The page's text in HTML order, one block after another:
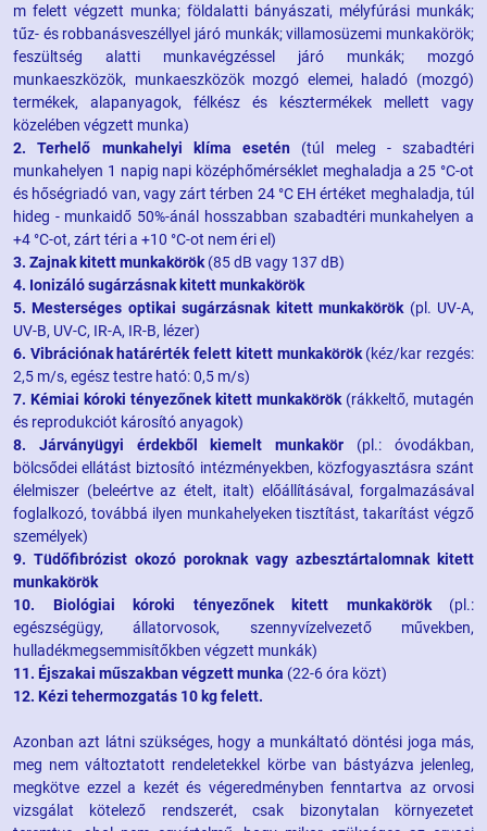
m felett végzett munka; földalatti bányászati, mélyfúrási munkák;
tűz- és robbanásveszéllyel járó munkák; villamosüzemi munkakörök;
feszültség alatti munkavégzéssel járó munkák; mozgó
munkaeszközök, munkaeszközök mozgó elemei, haladó (mozgó)
termékek, alapanyagok, félkész és késztermékek mellett vagy
közelében végzett munka)
2. Terhelő munkahelyi klíma esetén (túl meleg - szabadtéri
munkahelyen 1 napig napi középhőmérséklet meghaladja a 25 °C-ot
és hőségriadó van, vagy zárt térben 24 °C EH értéket meghaladja, túl
hideg - munkaidő 50%-ánál hosszabban szabadtéri munkahelyen a
+4 °C-ot, zárt téri a +10 °C-ot nem éri el)
3. Zajnak kitett munkakörök(85 dB vagy 137 dB)
4. Ionizáló sugárzásnak kitett munkakörök
5. Mesterséges optikai sugárzásnak kitett munkakörök(pl. UV-A,
UV-B, UV-C, IR-A, IR-B, lézer)
6. Vibrációnak határérték felett kitett munkakörök(kéz/kar rezgés:
2,5 m/s, egész testre ható: 0,5 m/s)
7. Kémiai kóroki tényezőnek kitett munkakörök(rákkeltő, mutagén
és reprodukciót károsító anyagok)
8. Járványügyi érdekből kiemelt munkakör (pl.: óvodákban,
bölcsődei ellátást biztosító intézményekben, közfogyasztásra szánt
élelmiszer (beleértve az ételt, italt) előállításával, forgalmazásával
foglalkozó, továbbá ilyen munkahelyeken tisztítást, takarítást végző
személyek)
9. Tüdőfibrózist okozó poroknak vagy azbesztártalomnak kitett
munkakörök
10. Biológiai kóroki tényezőnek kitett munkakörök(pl.:
egészségügy, állatorvosok, szennyvízelvezető művekben,
hulladékmegsemmisítőkben végzett munkák)
11. Éjszakai műszakban végzett munka (22-6 óra közt)
12. Kézi tehermozgatás 10 kg felett.
Azonban azt látni szükséges, hogy a munkáltató döntési joga más,
meg nem változtatott rendeletekkel körbe van bástyázva jelenleg,
megkötve ezzel a kezét és végeredményben fenntartva az orvosi
vizsgálat kötelező rendszerét, csak bizonytalan környezetet